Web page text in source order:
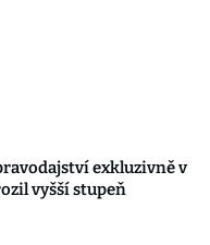
exkluzivně v
vyšší stupeň